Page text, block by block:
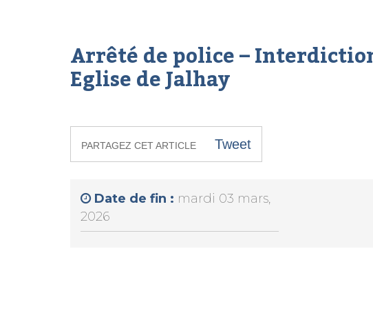
Arrêté de police –
Eglise de Jalhay
PARTAGEZ CET ARTICLE Tweet
Date de fin : mardi 03 mars,
2026